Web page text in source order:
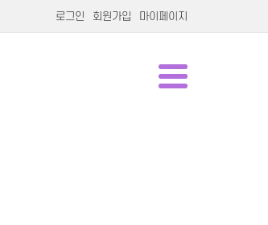
로그인 회원가입 마이페이지